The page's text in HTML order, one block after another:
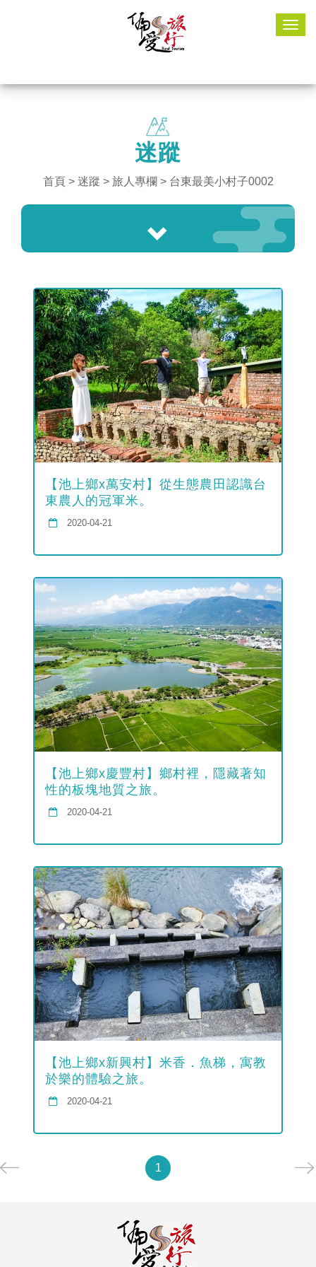
迷蹤
首頁> 迷蹤 > 旅人專欄 > 台東最美小村子0002
【池上鄉x萬安村】從生態農田認識台
東農人的冠軍米。
2020-04-21
【池上鄉x慶豐村】鄉村裡，隱藏著知
性的板塊地質之旅。
2020-04-21
【池上鄉x新興村】米香．魚梯，寓教
於樂的體驗之旅。
2020-04-21
1